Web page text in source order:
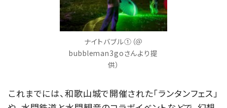
ナイトバブル①（＠
bubbleman3goさんより提
供）
これまでには、和歌山城で開催された「ランタンフェス」